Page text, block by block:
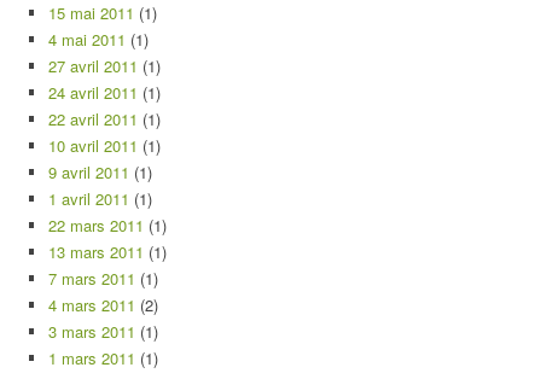
15 mai 2011 (1)
4 mai 2011 (1)
27 avril 2011 (1)
24 avril 2011 (1)
22 avril 2011 (1)
10 avril 2011 (1)
9 avril 2011 (1)
1 avril 2011 (1)
22 mars 2011 (1)
13 mars 2011 (1)
7 mars 2011 (1)
4 mars 2011 (2)
3 mars 2011 (1)
1 mars 2011 (1)